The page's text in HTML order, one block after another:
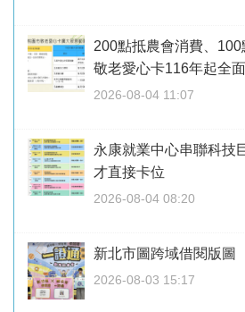
200點抵農會消費、
敬老愛心卡116年起全
2026-08-04 11:07
永康就業中心串聯科
才直接卡位
2026-08-04 08:20
新北市圖跨域借閱版
2026-08-03 15:17